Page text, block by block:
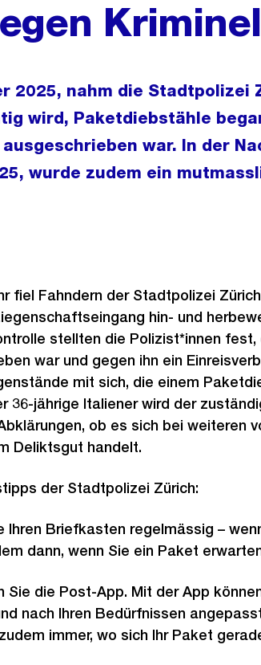
2025, nahm die Stadtpolizei
wird, Paketdiebstähle
war. In der
wurde zudem ein
fiel Fahndern der Stadtpolizei
hin- und
stellten die Polizist*innen
war und gegen ihn ein
mit sich, die einem
36-jährige Italiener wird der
ob es sich bei weiteren
Deliktsgut handelt.
der Stadtpolizei Zürich:
Ihren Briefkasten regelmässig –
dann, wenn Sie ein Paket
Sie die Post-App. Mit der App
nach Ihren Bedürfnissen
immer, wo sich Ihr Paket